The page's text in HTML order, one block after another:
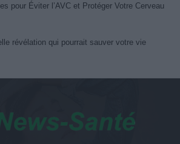
pour Éviter l’AVC et Protéger Votre Cerveau
révélation qui pourrait sauver votre vie